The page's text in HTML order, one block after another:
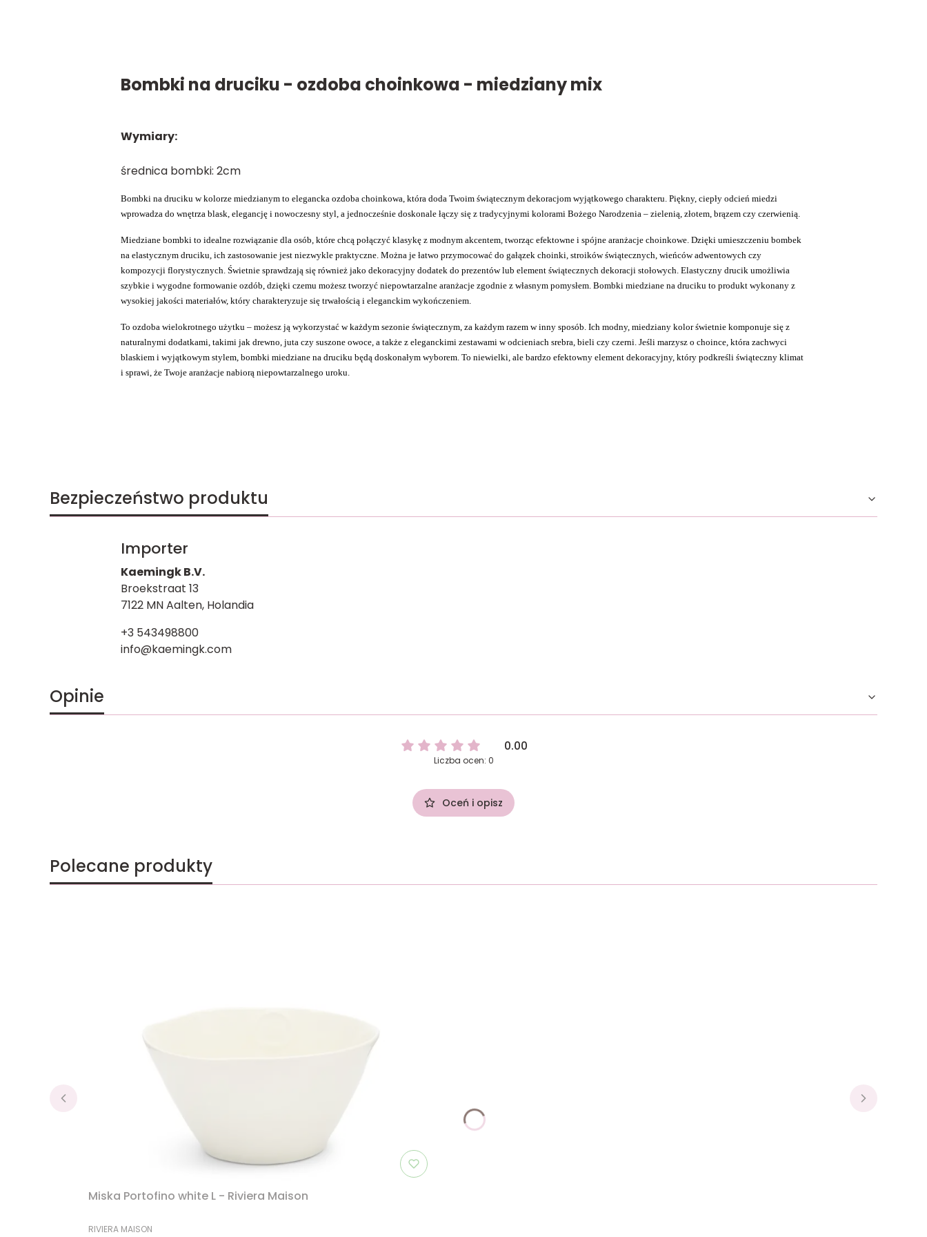
Bombki na druciku - ozdoba choinkowa - miedziany mix
Wymiary:
średnica bombki: 2cm
Bombki na druciku w kolorze miedzianym to elegancka ozdoba choinkowa, która doda Twoim świątecznym dekoracjom wyjątkowego charakteru. Piękny, ciepły odcień miedzi
wprowadza do wnętrza blask, elegancję i nowoczesny styl, a jednocześnie doskonale łączy się z tradycyjnymi kolorami Bożego Narodzenia – zielenią, złotem, brązem czy czerwienią.
Miedziane bombki to idealne rozwiązanie dla osób, które chcą połączyć klasykę z modnym akcentem, tworząc efektowne i spójne aranżacje choinkowe. Dzięki umieszczeniu bombek
na elastycznym druciku, ich zastosowanie jest niezwykle praktyczne. Można je łatwo przymocować do gałązek choinki, stroików świątecznych, wieńców adwentowych czy
kompozycji florystycznych. Świetnie sprawdzają się również jako dekoracyjny dodatek do prezentów lub element świątecznych dekoracji stołowych. Elastyczny drucik umożliwia
szybkie i wygodne formowanie ozdób, dzięki czemu możesz tworzyć niepowtarzalne aranżacje zgodnie z własnym pomysłem. Bombki miedziane na druciku to produkt wykonany z
wysokiej jakości materiałów, który charakteryzuje się trwałością i eleganckim wykończeniem.
To ozdoba wielokrotnego użytku – możesz ją wykorzystać w każdym sezonie świątecznym, za każdym razem w inny sposób. Ich modny, miedziany kolor świetnie komponuje się z
naturalnymi dodatkami, takimi jak drewno, juta czy suszone owoce, a także z eleganckimi zestawami w odcieniach srebra, bieli czy czerni. Jeśli marzysz o choince, która zachwyci
blaskiem i wyjątkowym stylem, bombki miedziane na druciku będą doskonałym wyborem. To niewielki, ale bardzo efektowny element dekoracyjny, który podkreśli świąteczny klimat
i sprawi, że Twoje aranżacje nabiorą niepowtarzalnego uroku.
Bezpieczeństwo produktu
Importer
Kaemingk B.V.
Broekstraat 13
7122 MN Aalten, Holandia
+3 543498800
info@kaemingk.com
Opinie
0.00
Liczba ocen: 0
Oceń i opisz
Polecane produkty
Miska Portofino white L - Riviera Maison
PRODUCENT
RIVIERA MAISON